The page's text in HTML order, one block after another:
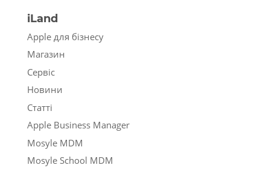
iLand
Apple для бізнесу
Магазин
Сервіс
Новини
Статті
Apple Business Manager
Mosyle MDM
Mosyle School MDM